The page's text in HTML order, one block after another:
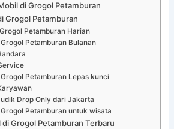
di Grogol Petamburan
Grogol Petamburan
Petamburan Harian
Petamburan Bulanan
Petamburan Lepas kunci
Drop Only dari Jakarta
Petamburan untuk wisata
di Grogol Petamburan Terbaru